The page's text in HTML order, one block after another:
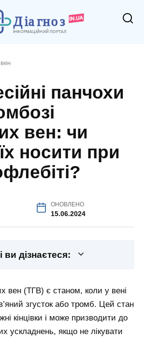
панчохи
вен: чи
носити при
ОНОВЛЕНО
15.06.2024
ви дізнаєтеся:
вен (ТГВ) є станом, коли у вені
згусток або тромб. Цей стан
кінцівки і може призводити до
ускладнень, якщо не лікувати